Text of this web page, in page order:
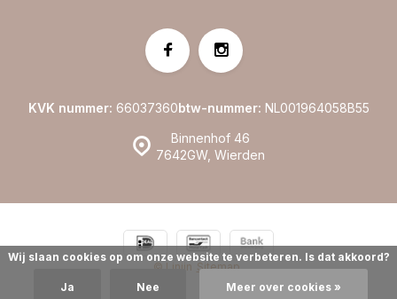
Binnenhof 46
7642GW, Wierden
KVK nummer: 66037360btw-nummer: NL001964058B55
© Linijn Sitemap
Wij slaan cookies op om onze website te verbeteren. Is dat akkoord?
Ja Nee Meer over cookies »